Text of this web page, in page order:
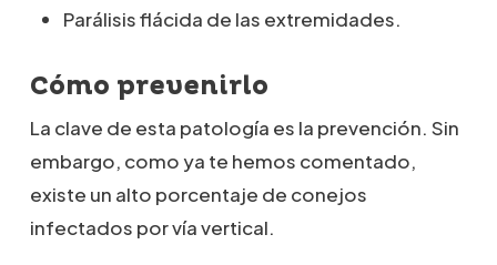
Parálisis flácida de las extremidades.
Cómo prevenirlo
La clave de esta patología es la prevención. Sin
embargo, como ya te hemos comentado,
existe un alto porcentaje de conejos
infectados por vía vertical.